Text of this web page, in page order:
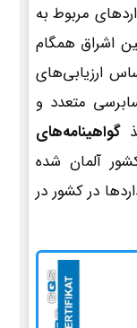
مربوط به
اشراق همگام
ارزیابی‌های
متعدد و
گواهینامه‌های
آلمان شده
در کشور در